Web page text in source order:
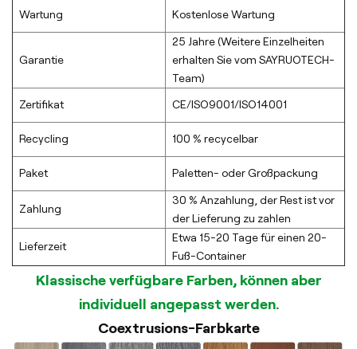
Wartung Kostenlose Wartung
Garantie
25 Jahre (Weitere Einzelheiten
erhalten Sie vom SAYRUOTECH-
Team)
Zertifikat CE/ISO9001/ISO14001
Recycling 100 % recycelbar
Paket Paletten- oder Großpackung
Zahlung
30 % Anzahlung, der Rest ist vor
der Lieferung zu zahlen
Lieferzeit
Etwa 15-20 Tage für einen 20-
Fuß-Container
Klassische verfügbare Farben, können aber
individuell angepasst werden.
Coextrusions-Farbkarte